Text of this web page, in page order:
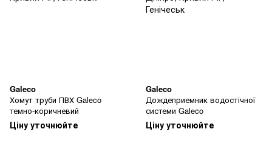
Galeco
Хомут труби ПВХ Galeco
темно-коричневий
Ціну уточнюйте
Galeco
Дождеприемник водостічної
системи Galeco
Ціну уточнюйте